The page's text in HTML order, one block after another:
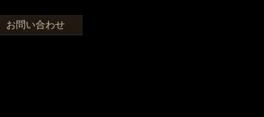
お問い合わせ